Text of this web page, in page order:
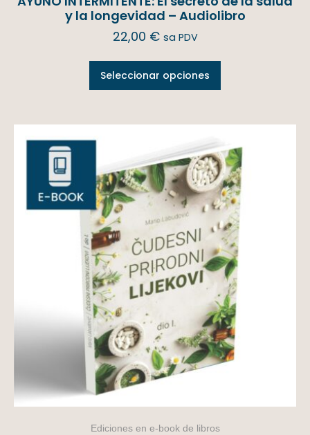
y la longevidad – Audiolibro
22,00 € sa PDV
Seleccionar opciones
Ediciones en e-book de libros